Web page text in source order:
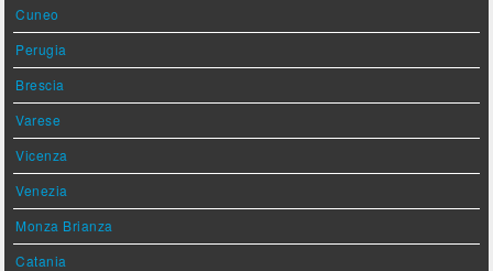
Cuneo
Perugia
Brescia
Varese
Vicenza
Venezia
Monza Brianza
Catania